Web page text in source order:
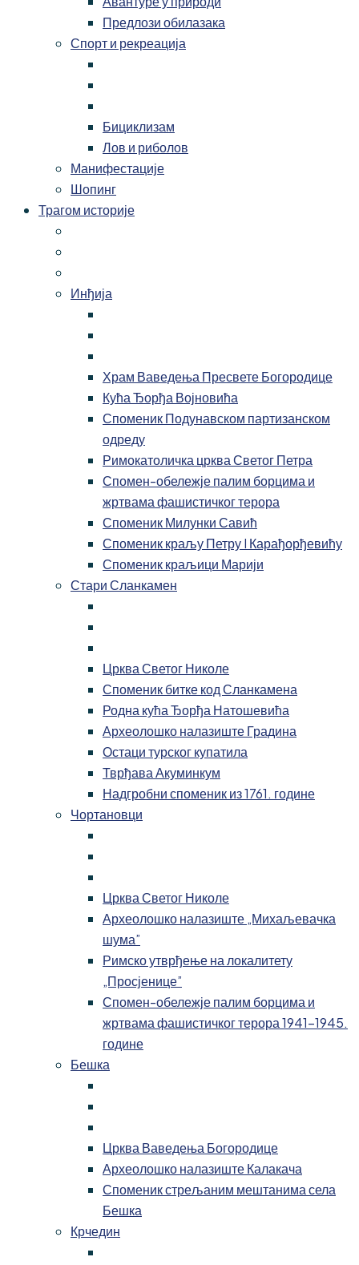
Предлози обилазака
Спорт и рекреација
Бициклизам
Лов и риболов
Манифестације
Шопинг
Трагом историје
Инђија
Храм Ваведења Пресвете Богородице
Кућа Ђорђа Војновића
Споменик Подунавском партизанском
одреду
Римокатоличка црква Светог Петра
Спомен-обележје палим борцима и
жртвама фашистичког терора
Споменик Милунки Савић
Споменик краљу Петру I Карађорђевићу
Споменик краљици Марији
Стари Сланкамен
Црква Светог Николе
Споменик битке код Сланкамена
Родна кућа Ђорђа Натошевића
Археолошко налазиште Градина
Остаци турског купатила
Тврђава Акуминкум
Надгробни споменик из 1761. године
Чортановци
Црква Светог Николе
Археолошко налазиште „Михаљевачка
шума”
Римско утврђење на локалитету
„Просјенице”
Спомен-обележје палим борцима и
жртвама фашистичког терора 1941-1945.
године
Бешка
Црква Ваведења Богородице
Археолошко налазиште Калакача
Споменик стрељаним мештанима села
Бешка
Крчедин